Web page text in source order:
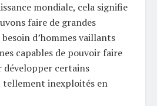
mondiale, cela signifie
faire de grandes
besoin d’hommes vaillants
capables de pouvoir faire
développer certains
tellement inexploités en